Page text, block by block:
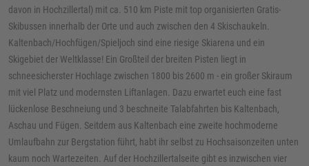
davon in Hochzillertal) mit ca. 510 km Piste mit top organisierten Gratis-
Skibussen innerhalb der Orte und auch zwischen den 4 Skischaukeln.
Kaltenbach/Hochfügen/Spieljoch sind eine riesige Skiarena und ein
Skigebiet der Weltklasse! Ein Großteil der breiten Pisten liegt in
schneesicherster Hochlage zwischen 1800 bis 2600 m - ein großer Skiraum
mit viel Platz und modernsten Liftanlagen. Dazu erwartet euch eine fast
lückenlose Beschneiung und 3 beschneite Talabfahrten bis Kaltenbach,
Aschau und Fügen. Seitdem aus Kaltenbach eine zweite hochmoderne
Umlaufbahn zur Bergstation führt, habt ihr selbst zu Hochsaisonzeiten unten
kaum noch Wartezeiten. Auf der Hochzillertalseite gibt es inzwischen vier